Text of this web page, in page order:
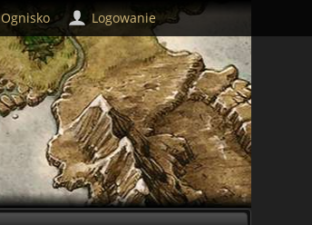
Ognisko Logowanie